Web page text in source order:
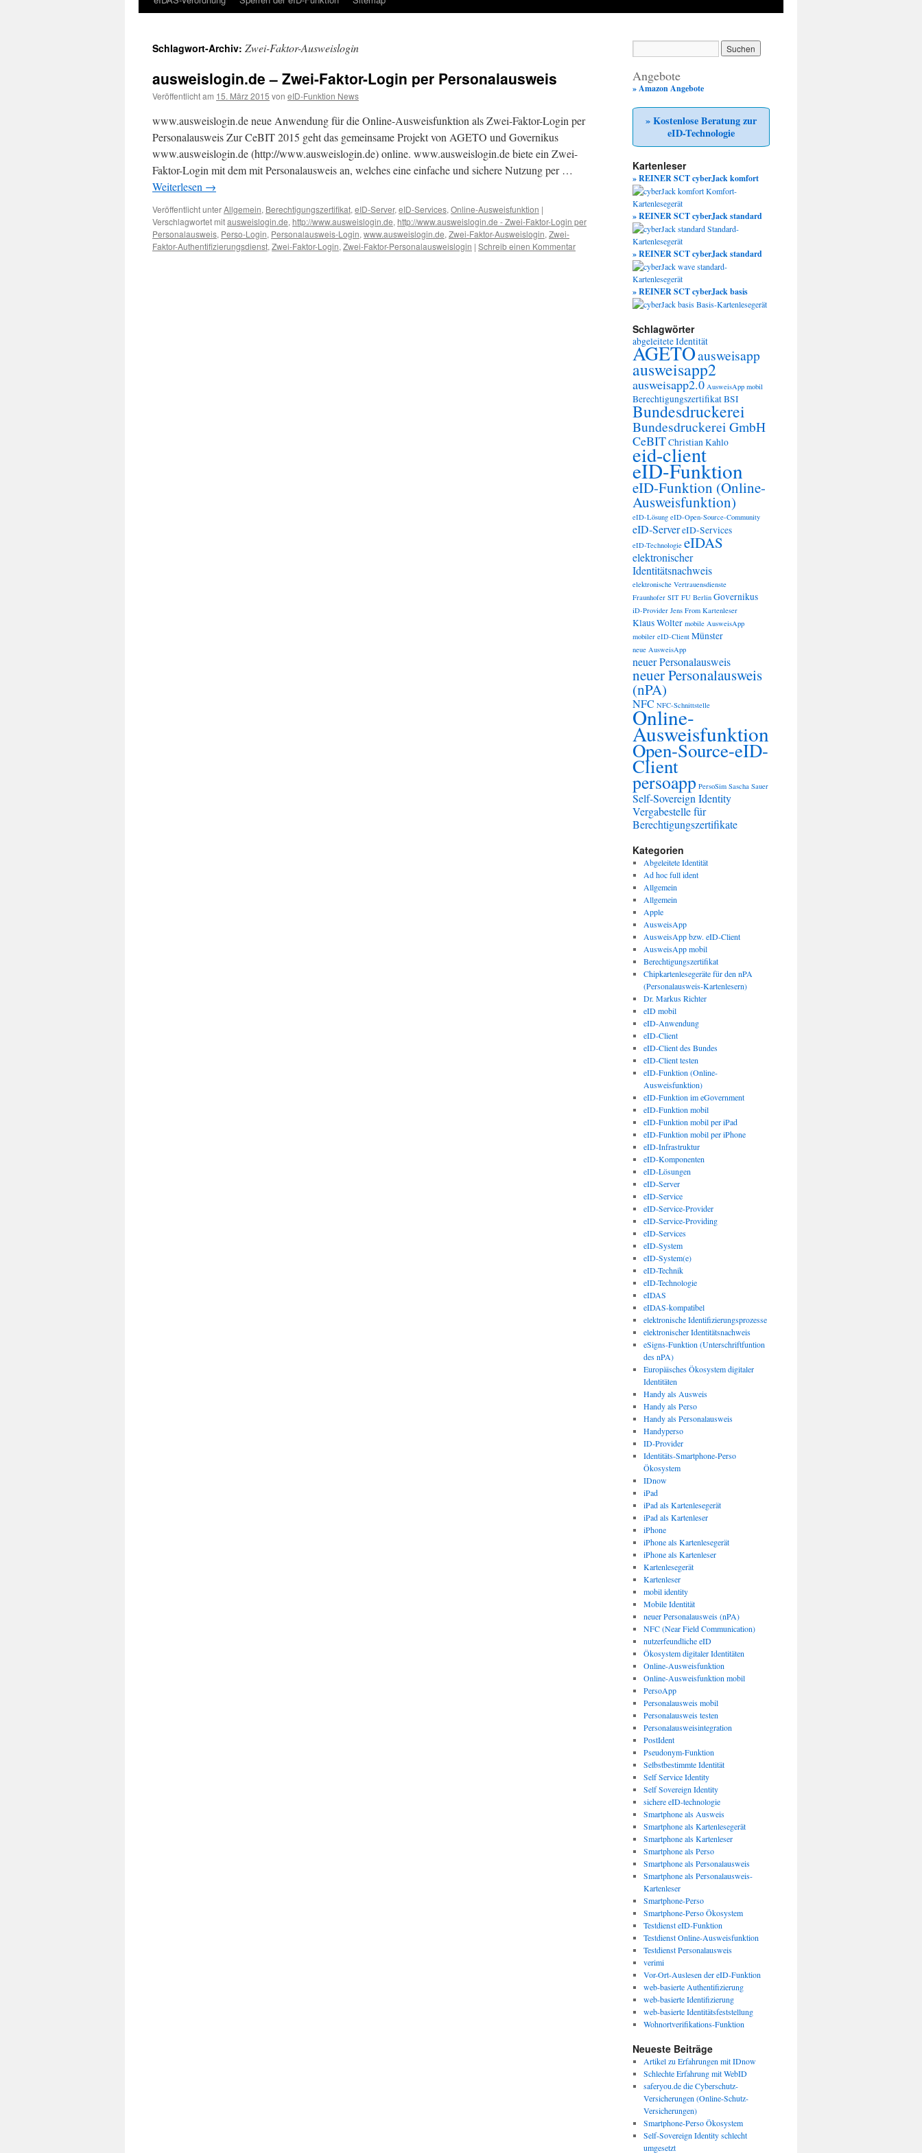
Schlagwort-Archiv: Zwei-Faktor-Ausweislogin
ausweislogin.de – Zwei-Faktor-Login per Personalausweis
Veröffentlicht am 15. März 2015 von eID-Funktion News
www.ausweislogin.de neue Anwendung für die Online-Ausweisfunktion als Zwei-Faktor-Login per
Personalausweis Zur CeBIT 2015 geht das gemeinsame Projekt von AGETO und Governikus
www.ausweislogin.de (http://www.ausweislogin.de) online. www.ausweislogin.de biete ein Zwei-
Faktor-Login mit dem mit Personalausweis an, welches eine einfache und sichere Nutzung per …
Weiterlesen →
Veröffentlicht unterAllgemein, Berechtigungszertifikat, eID-Server, eID-Services, Online-Ausweisfunktion |
Verschlagwortet mitausweislogin.de, http://www.ausweislogin.de, http://www.ausweislogin.de - Zwei-Faktor-Login per
Personalausweis, Perso-Login, Personalausweis-Login, www.ausweislogin.de, Zwei-Faktor-Ausweislogin, Zwei-
Faktor-Authentifizierungsdienst, Zwei-Faktor-Login, Zwei-Faktor-Personalausweislogin | Schreib einen Kommentar
Angebote
» Amazon Angebote
» Kostenlose Beratung zur
eID-Technologie
Kartenleser
» REINER SCT cyberJack komfort
» REINER SCT cyberJack standard
» REINER SCT cyberJack standard
» REINER SCT cyberJack basis
Schlagwörter
abgeleitete Identität
AGETOausweisapp
ausweisapp2
ausweisapp2.0 AusweisApp mobil
BerechtigungszertifikatBSI
Bundesdruckerei
Bundesdruckerei GmbH
CeBITChristian Kahlo
eid-client
eID-Funktion
eID-Funktion (Online-
Ausweisfunktion)
eID-Lösung eID-Open-Source-Community
eID-ServereID-Services
eID-Technologie eIDAS
elektronischer
Identitätsnachweis
elektronische Vertrauensdienste
Fraunhofer SIT FU Berlin Governikus
iD-Provider Jens From Kartenleser
Klaus Wolter mobile AusweisApp
mobiler eID-Client Münster
neue AusweisApp
neuer Personalausweis
neuer Personalausweis
(nPA)
NFC NFC-Schnittstelle
Online-
Ausweisfunktion
Open-Source-eID-
Client
persoapp PersoSim Sascha Sauer
Self-Sovereign Identity
Vergabestelle für
Berechtigungszertifikate
Kategorien
Abgeleitete Identität
Ad hoc full ident
Allgemein
Allgemein
Apple
AusweisApp
AusweisApp bzw. eID-Client
AusweisApp mobil
Berechtigungszertifikat
Chipkartenlesegeräte für den nPA
(Personalausweis-Kartenlesern)
Dr. Markus Richter
eID mobil
eID-Anwendung
eID-Client
eID-Client des Bundes
eID-Client testen
eID-Funktion (Online-
Ausweisfunktion)
eID-Funktion im eGovernment
eID-Funktion mobil
eID-Funktion mobil per iPad
eID-Funktion mobil per iPhone
eID-Infrastruktur
eID-Komponenten
eID-Lösungen
eID-Server
eID-Service
eID-Service-Provider
eID-Service-Providing
eID-Services
eID-System
eID-System(e)
eID-Technik
eID-Technologie
eIDAS
eIDAS-kompatibel
elektronische Identifizierungsprozesse
elektronischer Identitätsnachweis
eSigns-Funktion (Unterschriftfuntion
des nPA)
Europäisches Ökosystem digitaler
Identitäten
Handy als Ausweis
Handy als Perso
Handy als Personalausweis
Handyperso
ID-Provider
Identitäts-Smartphone-Perso
Ökosystem
IDnow
iPad
iPad als Kartenlesegerät
iPad als Kartenleser
iPhone
iPhone als Kartenlesegerät
iPhone als Kartenleser
Kartenlesegerät
Kartenleser
mobil identity
Mobile Identität
neuer Personalausweis (nPA)
NFC (Near Field Communication)
nutzerfeundliche eID
Ökosystem digitaler Identitäten
Online-Ausweisfunktion
Online-Ausweisfunktion mobil
PersoApp
Personalausweis mobil
Personalausweis testen
Personalausweisintegration
PostIdent
Pseudonym-Funktion
Selbstbestimmte Identität
Self Service Identity
Self Sovereign Identity
sichere eID-technologie
Smartphone als Ausweis
Smartphone als Kartenlesegerät
Smartphone als Kartenleser
Smartphone als Perso
Smartphone als Personalausweis
Smartphone als Personalausweis-
Kartenleser
Smartphone-Perso
Smartphone-Perso Ökosystem
Testdienst eID-Funktion
Testdienst Online-Ausweisfunktion
Testdienst Personalausweis
verimi
Vor-Ort-Auslesen der eID-Funktion
web-basierte Authentifizierung
web-basierte Identifizierung
web-basierte Identitätsfeststellung
Wohnortverifikations-Funktion
Neueste Beiträge
Artikel zu Erfahrungen mit IDnow
Schlechte Erfahrung mit WebID
saferyou.de die Cyberschutz-
Versicherungen (Online-Schutz-
Versicherungen)
Smartphone-Perso Ökosystem
Self-Sovereign Identity schlecht
umgesetzt